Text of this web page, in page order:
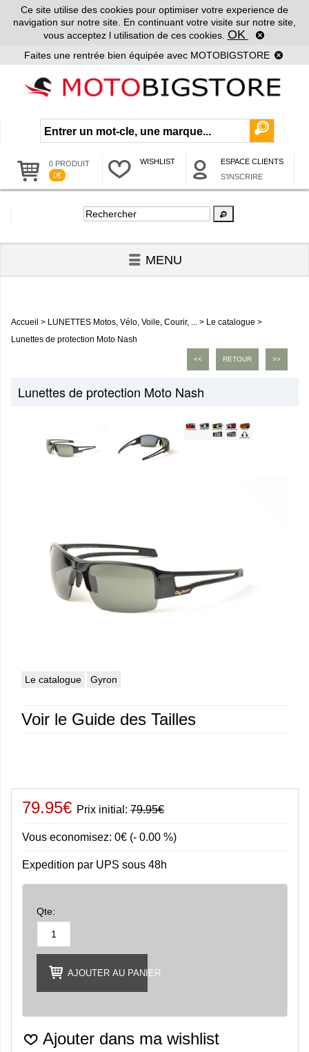
Ce site utilise des cookies pour optimiser votre experience de
navigation sur notre site. En continuant votre visite sur notre site,
vous acceptez l utilisation de ces cookies. OK
Faites une rentrée bien équipée avec MOTOBIGSTORE
0 PRODUIT
0€
WISHLIST
ESPACE CLIENTS
S'INSCRIRE
MENU
Accueil > LUNETTES Motos, Vélo, Voile, Courir, ... > Le catalogue >
Lunettes de protection Moto Nash
>>
RETOUR
<<
Lunettes de protection Moto Nash
Le catalogue Gyron
Voir le Guide des Tailles
79.95€ Prix initial: 79.95€
Vous economisez: 0€ (- 0.00 %)
Expedition par UPS sous 48h
Qte:
AJOUTER AU PANIER
Ajouter dans ma wishlist